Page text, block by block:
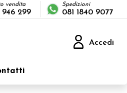
vendita
946 299
Spedizioni
081 1840 9077
Accedi